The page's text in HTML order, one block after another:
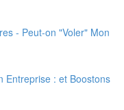
- Peut-on "Voler" Mon
Entreprise : et Boostons